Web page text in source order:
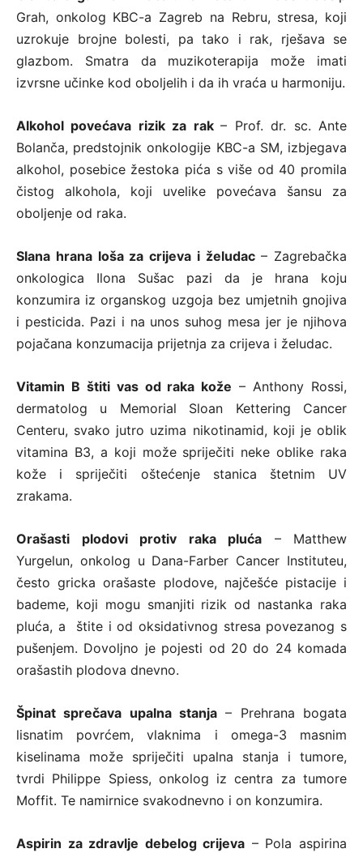
Grah, onkolog KBC-a Zagreb na Rebru, stresa, koji
uzrokuje brojne bolesti, pa tako i rak, rješava se
glazbom. Smatra da muzikoterapija može imati
izvrsne učinke kod oboljelih i da ih vraća u harmoniju.
Alkohol povećava rizik za rak– Prof. dr. sc. Ante
Bolanča, predstojnik onkologije KBC-a SM, izbjegava
alkohol, posebice žestoka pića s više od 40 promila
čistog alkohola, koji uvelike povećava šansu za
oboljenje od raka.
Slana hrana loša za crijeva i želudac– Zagrebačka
onkologica Ilona Sušac pazi da je hrana koju
konzumira iz organskog uzgoja bez umjetnih gnojiva
i pesticida. Pazi i na unos suhog mesa jer je njihova
pojačana konzumacija prijetnja za crijeva i želudac.
Vitamin B štiti vas od raka kože – Anthony Rossi,
dermatolog u Memorial Sloan Kettering Cancer
Centeru, svako jutro uzima nikotinamid, koji je oblik
vitamina B3, a koji može spriječiti neke oblike raka
kože i spriječiti oštećenje stanica štetnim UV
zrakama.
Orašasti plodovi protiv raka pluća – Matthew
Yurgelun, onkolog u Dana-Farber Cancer Instituteu,
često gricka orašaste plodove, najčešće pistacije i
bademe, koji mogu smanjiti rizik od nastanka raka
pluća, a štite i od oksidativnog stresa povezanog s
pušenjem. Dovoljno je pojesti od 20 do 24 komada
orašastih plodova dnevno.
Špinat sprečava upalna stanja – Prehrana bogata
lisnatim povrćem, vlaknima i omega-3 masnim
kiselinama može spriječiti upalna stanja i tumore,
tvrdi Philippe Spiess, onkolog iz centra za tumore
Moffit. Te namirnice svakodnevno i on konzumira.
Aspirin za zdravlje debelog crijeva – Pola aspirina